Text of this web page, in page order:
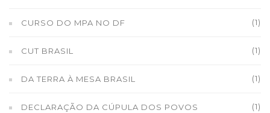
CURSO DO MPA NO DF (1)
CUT BRASIL (1)
DA TERRA À MESA BRASIL (1)
DECLARAÇÃO DA CÚPULA DOS POVOS (1)